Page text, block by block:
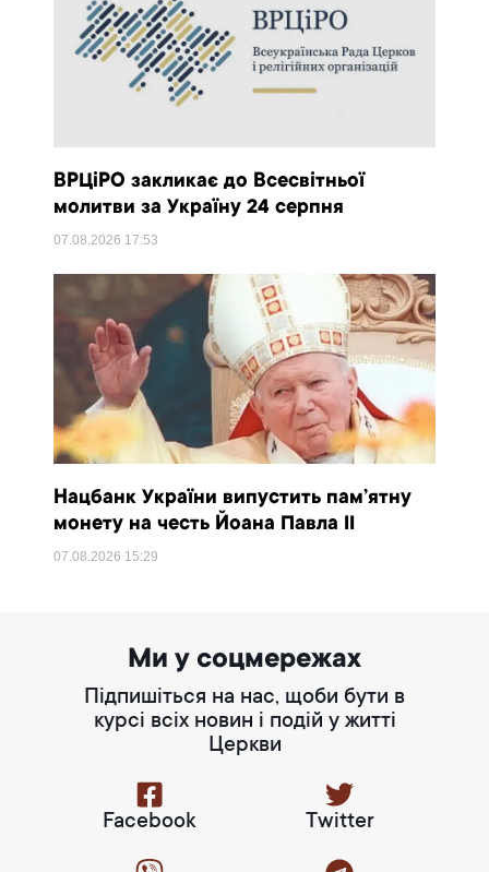
ВРЦіРО закликає до Всесвітньої
молитви за Україну 24 серпня
07.08.2026 17:53
Нацбанк України випустить пам’ятну
монету на честь Йоана Павла II
07.08.2026 15:29
Ми у соцмережах
Підпишіться на нас, щоби бути в
курсі всіх новин і подій у житті
Церкви
Facebook Twitter